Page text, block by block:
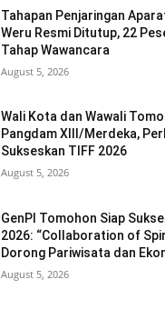
Tahapan Penjaringan
Weru Resmi Ditutup, 22
Tahap Wawancara
August 5, 2026
Wali Kota dan Wawali
Pangdam XIII/Merdeka,
Sukseskan TIFF 2026
August 5, 2026
GenPI Tomohon Siap
2026: “Collaboration of
Dorong Pariwisata dan
August 5, 2026